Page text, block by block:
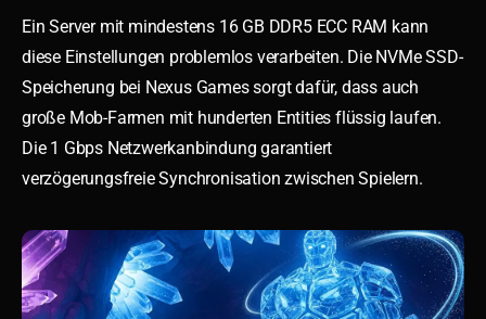
Ein Server mit mindestens 16 GB DDR5 ECC RAM kann
diese Einstellungen problemlos verarbeiten. Die NVMe SSD-
Speicherung bei Nexus Games sorgt dafür, dass auch
große Mob-Farmen mit hunderten Entities flüssig laufen.
Die 1 Gbps Netzwerkanbindung garantiert
verzögerungsfreie Synchronisation zwischen Spielern.